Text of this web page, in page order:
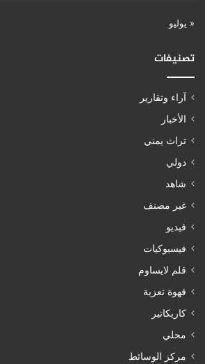
« يوليو
تصنيفات
آراء وتقارير
الأخبار
تراث يمني
دولي
شاهد
غير مصنف
فيديو
فيسبوكيات
قلم لايساوم
قهوة تعزية
كاريكاتير
محلي
مركز الوسائط